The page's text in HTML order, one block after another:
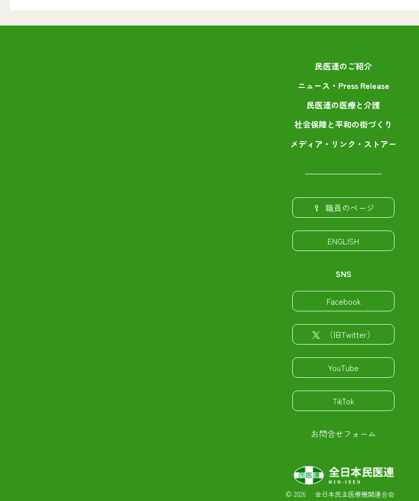
民医連のご紹介
ニュース・Press Release
民医連の医療と介護
社会保障と平和の街づくり
メディア・リンク・ストアー
職員のページ
ENGLISH
SNS
Facebook
（旧Twitter）
YouTube
TikTok
お問合せフォーム
© 2026 全日本民主医療機関連合会